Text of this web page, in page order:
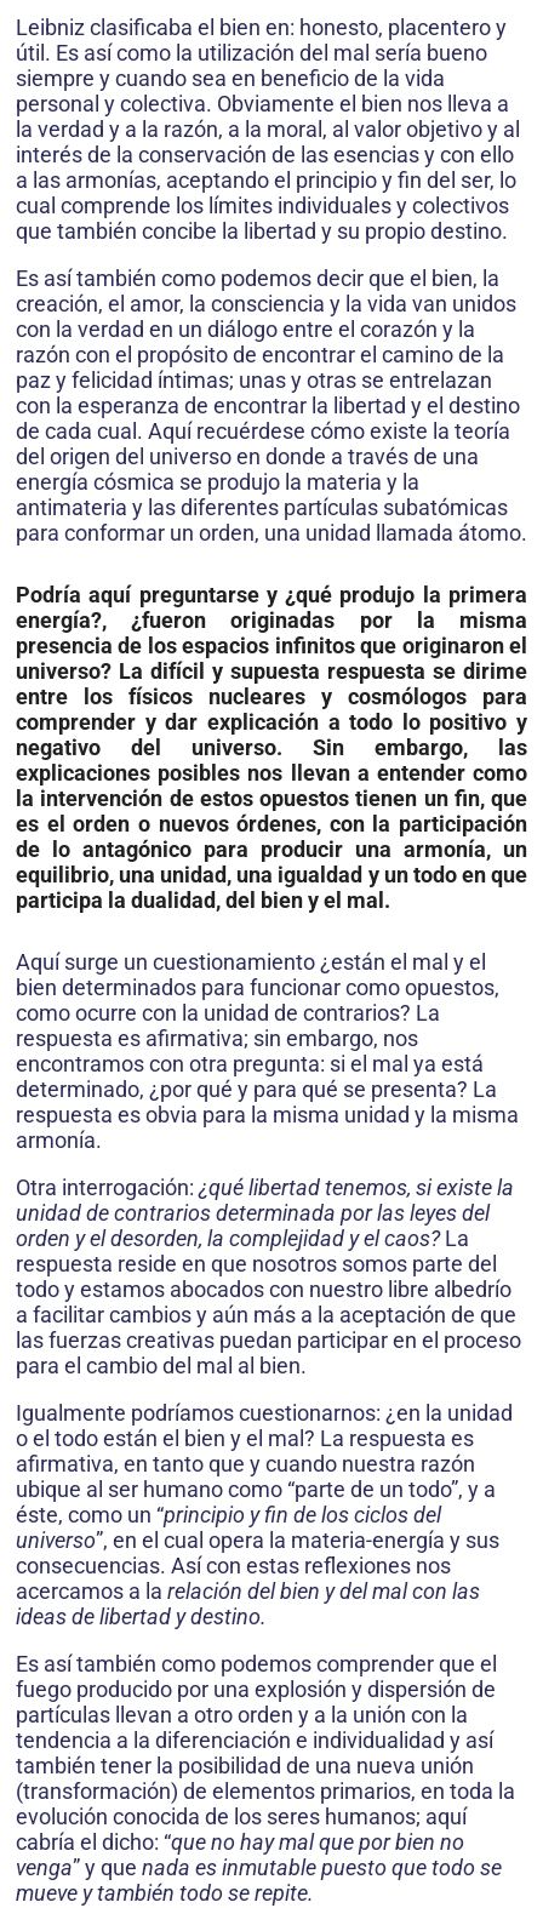
Leibniz clasificaba el bien en: honesto, placentero y
útil. Es así como la utilización del mal sería bueno
siempre y cuando sea en beneficio de la vida
personal y colectiva. Obviamente el bien nos lleva a
la verdad y a la razón, a la moral, al valor objetivo y al
interés de la conservación de las esencias y con ello
a las armonías, aceptando el principio y fin del ser, lo
cual comprende los límites individuales y colectivos
que también concibe la libertad y su propio destino.
Es así también como podemos decir que el bien, la
creación, el amor, la consciencia y la vida van unidos
con la verdad en un diálogo entre el corazón y la
razón con el propósito de encontrar el camino de la
paz y felicidad íntimas; unas y otras se entrelazan
con la esperanza de encontrar la libertad y el destino
de cada cual. Aquí recuérdese cómo existe la teoría
del origen del universo en donde a través de una
energía cósmica se produjo la materia y la
antimateria y las diferentes partículas subatómicas
para conformar un orden, una unidad llamada átomo.
Podría aquí preguntarse y ¿qué produjo la primera
energía?, ¿fueron originadas por la misma
presencia de los espacios infinitos que originaron el
universo? La difícil y supuesta respuesta se dirime
entre los físicos nucleares y cosmólogos para
comprender y dar explicación a todo lo positivo y
negativo del universo. Sin embargo, las
explicaciones posibles nos llevan a entender como
la intervención de estos opuestos tienen un fin, que
es el orden o nuevos órdenes, con la participación
de lo antagó­nico para producir una armonía, un
equilibrio, una unidad, una igualdad y un todo en que
participa la dualidad, del bien y el mal.
Aquí surge un cuestionamiento ¿están el mal y el
bien determinados para funcionar como opuestos,
como ocurre con la unidad de contrarios? La
respuesta es afirmativa; sin embargo, nos
encontramos con otra pregunta: si el mal ya está
determinado, ¿por qué y para qué se presenta? La
respuesta es obvia para la misma unidad y la misma
armonía.
Otra interrogación: ¿qué libertad tenemos, si existe la
unidad de contrarios determinada por las leyes del
orden y el desorden, la complejidad y el caos?La
respuesta reside en que nosotros somos parte del
todo y estamos abocados con nuestro libre albedrío
a facilitar cam­bios y aún más a la aceptación de que
las fuerzas creativas puedan participar en el proceso
para el cambio del mal al bien.
Igualmente podríamos cuestionarnos: ¿en la unidad
o el todo están el bien y el mal? La respuesta es
afirmativa, en tanto que y cuando nuestra razón
ubique al ser humano como “parte de un todo”, y a
éste, como un “principio y fin de los ciclos del
universo”, en el cual opera la materia-energía y sus
consecuencias. Así con estas reflexiones nos
acercamos a la relación del bien y del mal con las
ideas de libertad y destino.
Es así también como podemos comprender que el
fuego producido por una explosión y dispersión de
partículas llevan a otro orden y a la unión con la
tendencia a la diferenciación e individualidad y así
también tener la posibilidad de una nueva unión
(transformación) de ele­mentos primarios, en toda la
evolución conocida de los seres humanos; aquí
cabría el dicho: “que no hay mal que por bien no
venga” y que nada es inmutable puesto que todo se
mueve y también todo se repite.